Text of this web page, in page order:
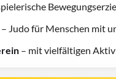
– Judo für Menschen mit
– mit vielfältigen